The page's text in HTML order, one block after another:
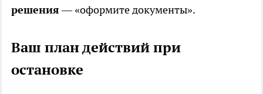
решения— «оформите документы».
Ваш план действий при
остановке